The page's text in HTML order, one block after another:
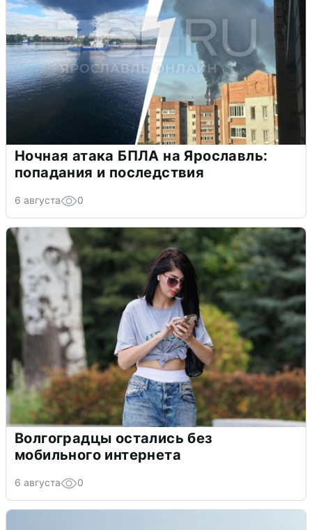
Ночная атака БПЛА на Ярославль:
попадания и последствия
6 августа 0
Волгоградцы остались без
мобильного интернета
6 августа 0